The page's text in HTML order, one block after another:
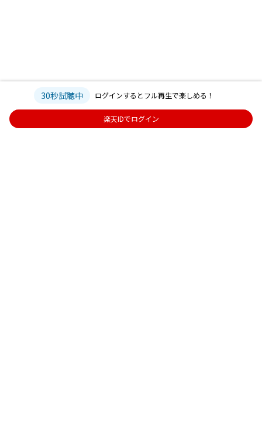
30秒試聴中 ログインするとフル再生で楽しめる！
楽天IDでログイン